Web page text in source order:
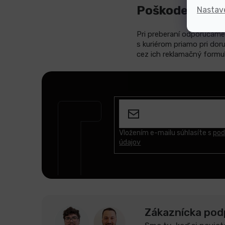
Poškodenie
Pri preberaní
s kuriérom priamo pri
cez ich reklamačný
Vložením e-mailu súhlasíte s
údajov
Zákaznícka